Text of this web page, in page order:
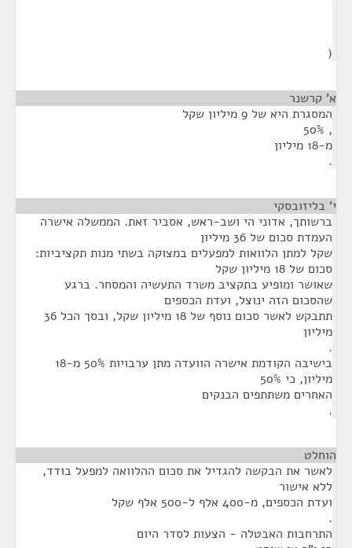
(
א' קרשנר
המסגרת היא של 9 מיליון שקל
, 50%
מ-18 מיליון
.
י' בליזובסקי
ברשותך, אדוני הי ושב-ראש, אסביר זאת. הממשלה אישרה
העמדת סכום של 36 מיליון
שקל למתן הלוואות למפעלים במצוקה בשתי מנות תקציביות:
סכום של 18 מיליון שקל
שאושר ומופיע בתקציב משרד התעשיה והמסחר. ברגע
שהסכום הזה ינוצל, ועדת הכספים
תתבקש לאשר סכום נוסף של 18 מיליון שקל, ובסך הכל 36
מיליון
.
בישיבה הקודמת אישרה הוועדה מתן ערבויות 50% מ-18
מיליון, כי 50%
האחרים משתתפים הבנקים
.
הוחלט
לאשר את הבקשה להגדיל את סכום ההלוואה למפעל בודד,
ללא אישור
ועדת הכספים, מ-400 אלף ל-500 אלף שקל
.
התרחבות האבטלה - הצעות לסדר היום